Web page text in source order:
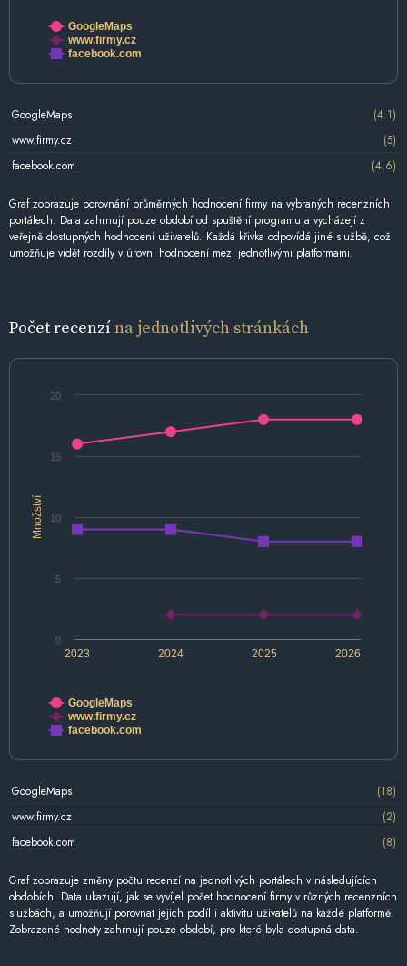
GoogleMaps
www.firmy.cz
facebook.com
GoogleMaps
(4.1)
www.firmy.cz
(5)
facebook.com
(4.6)
Graf zobrazuje porovnání průměrných hodnocení firmy na vybraných recenzních
portálech. Data zahrnují pouze období od spuštění programu a vycházejí z
veřejně dostupných hodnocení uživatelů. Každá křivka odpovídá jiné službě, což
umožňuje vidět rozdíly v úrovni hodnocení mezi jednotlivými platformami.
Počet recenzína jednotlivých stránkách
Množství
2024 2026
2023 2025
0
5
10
15
20
GoogleMaps
www.firmy.cz
facebook.com
GoogleMaps
(18)
www.firmy.cz
(2)
facebook.com
(8)
Graf zobrazuje změny počtu recenzí na jednotlivých portálech v následujících
obdobích. Data ukazují, jak se vyvíjel počet hodnocení firmy v různých recenzních
službách, a umožňují porovnat jejich podíl i aktivitu uživatelů na každé platformě.
Zobrazené hodnoty zahrnují pouze období, pro které byla dostupná data.